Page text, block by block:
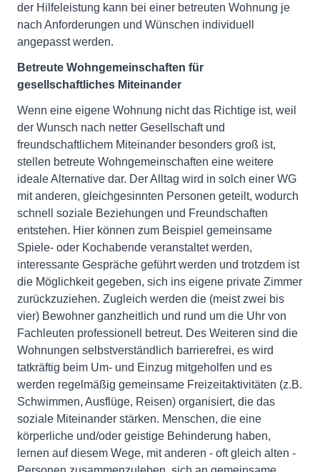
der Hilfeleistung kann bei einer betreuten Wohnung je
nach Anforderungen und Wünschen individuell
angepasst werden.
Betreute Wohngemeinschaften für
gesellschaftliches Miteinander
Wenn eine eigene Wohnung nicht das Richtige ist, weil
der Wunsch nach netter Gesellschaft und
freundschaftlichem Miteinander besonders groß ist,
stellen betreute Wohngemeinschaften eine weitere
ideale Alternative dar. Der Alltag wird in solch einer WG
mit anderen, gleichgesinnten Personen geteilt, wodurch
schnell soziale Beziehungen und Freundschaften
entstehen. Hier können zum Beispiel gemeinsame
Spiele- oder Kochabende veranstaltet werden,
interessante Gespräche geführt werden und trotzdem ist
die Möglichkeit gegeben, sich ins eigene private Zimmer
zurückzuziehen. Zugleich werden die (meist zwei bis
vier) Bewohner ganzheitlich und rund um die Uhr von
Fachleuten professionell betreut. Des Weiteren sind die
Wohnungen selbstverständlich barrierefrei, es wird
tatkräftig beim Um- und Einzug mitgeholfen und es
werden regelmäßig gemeinsame Freizeitaktivitäten (z.B.
Schwimmen, Ausflüge, Reisen) organisiert, die das
soziale Miteinander stärken. Menschen, die eine
körperliche und/oder geistige Behinderung haben,
lernen auf diesem Wege, mit anderen - oft gleich alten -